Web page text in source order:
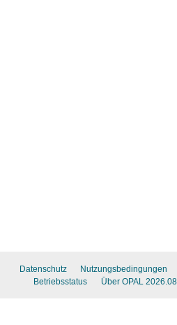
Datenschutz Nutzungsbedingungen
Betriebsstatus
Über OPAL